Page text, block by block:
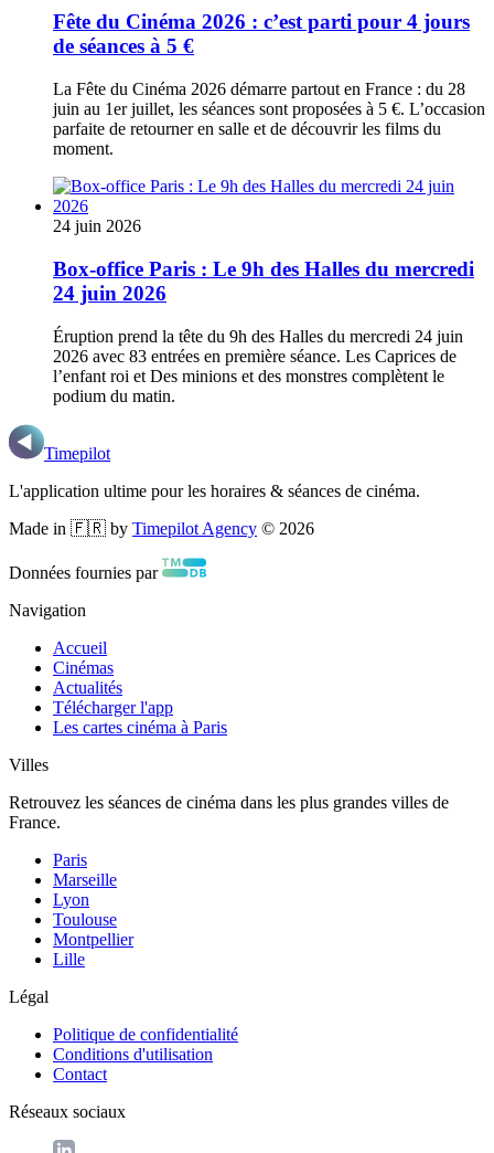
Fête du Cinéma 2026 : c’est parti pour 4 jours
de séances à 5 €
La Fête du Cinéma 2026 démarre partout en France : du 28
juin au 1er juillet, les séances sont proposées à 5 €. L’occasion
parfaite de retourner en salle et de découvrir les films du
moment.
24 juin 2026
Box-office Paris : Le 9h des Halles du mercredi
24 juin 2026
Éruption prend la tête du 9h des Halles du mercredi 24 juin
2026 avec 83 entrées en première séance. Les Caprices de
l’enfant roi et Des minions et des monstres complètent le
podium du matin.
Timepilot
L'application ultime pour les horaires & séances de cinéma.
Made in 🇫🇷 by Timepilot Agency © 2026
Données fournies par
Navigation
Accueil
Cinémas
Actualités
Télécharger l'app
Les cartes cinéma à Paris
Villes
Retrouvez les séances de cinéma dans les plus grandes villes de
France.
Paris
Marseille
Lyon
Toulouse
Montpellier
Lille
Légal
Politique de confidentialité
Conditions d'utilisation
Contact
Réseaux sociaux